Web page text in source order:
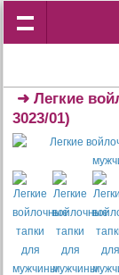
➜Легкие
3023/01)